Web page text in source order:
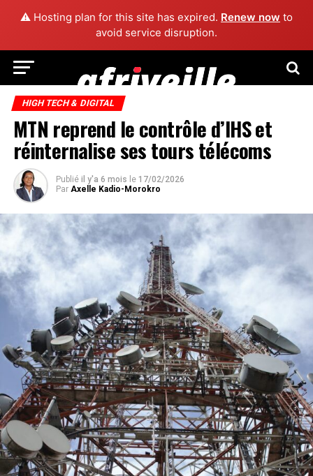
⚠️ Hosting plan for this site has expired. Renew now to
avoid service disruption.
HIGH TECH & DIGITAL
MTN reprend le contrôle d’IHS et
réinternalise ses tours télécoms
Publié il y'a 6 mois le 17/02/2026
Par Axelle Kadio-Morokro